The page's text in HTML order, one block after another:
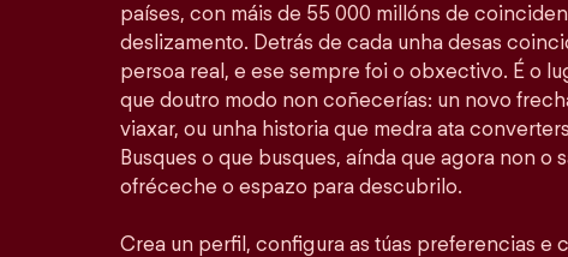
países, con máis de 55 000 millóns de
deslizamento. Detrás de cada unha desas
persoa real, e ese sempre foi o obxectivo. É o
que doutro modo non coñecerías: un novo
viaxar, ou unha historia que medra ata
Busques o que busques, aínda que agora non o
ofréceche o espazo para descubrilo.
Crea un perfil, configura as túas preferencias e